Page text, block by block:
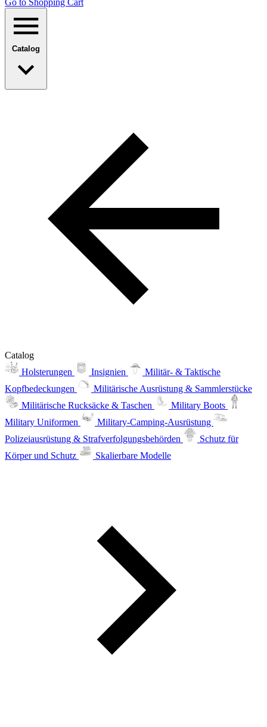
Go to Shopping Сart
Catalog
Catalog
Holsterungen
Insignien
Militär- & Taktische
Kopfbedeckungen
Militärische Ausrüstung & Sammlerstücke
Militärische Rucksäcke & Taschen
Military Boots
Military Uniformen
Military-Camping-Ausrüstung
Polizeiausrüstung & Strafverfolgungsbehörden
Schutz für
Körper und Schutz
Skalierbare Modelle